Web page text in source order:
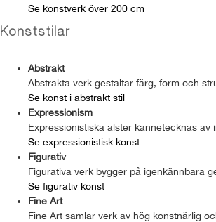
Se konstverk över 200 cm
Konststilar
Abstrakt
Abstrakta verk gestaltar färg, form och
Se konst i abstrakt stil
Expressionism
Expressionistiska alster kännetecknas
Se expressionistisk konst
Figurativ
Figurativa verk bygger på igenkännbara
Se figurativ konst
Fine Art
Fine Art samlar verk av hög konstnärlig